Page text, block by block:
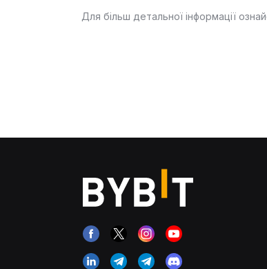
Для більш детальної інформації